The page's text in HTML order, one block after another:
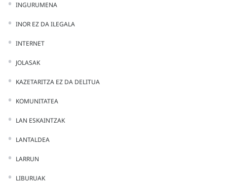
INGURUMENA
INOR EZ DA ILEGALA
INTERNET
JOLASAK
KAZETARITZA EZ DA DELITUA
KOMUNITATEA
LAN ESKAINTZAK
LANTALDEA
LARRUN
LIBURUAK